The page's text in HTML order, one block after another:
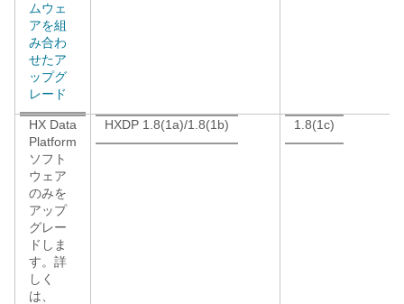
ムウェ
アを組
み合わ
せたア
ップグ
レード
HX Data
Platform
ソフト
ウェア
のみを
アップ
グレー
ドしま
す。詳
しく
は、
HXDP 1.8(1a)/1.8(1b) 1.8(1c)